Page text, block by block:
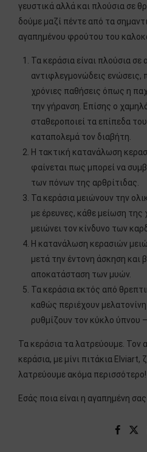
γευστικά αλλά και πλούσια σε
δούμε μαζί πέντε από τα
αγαπημένου φρούτου του
Τα κεράσια είναι πλούσια σε
αντιφλεγμονώδεις ενώσεις,
χρόνιες παθήσεις όπως η
την γήρανση. Επίσης ο
σταθεροποιεί τα επίπεδα
καταπολεμά τον διαβήτη.
Η τακτική κατανάλωση
φαίνεται πως μπορεί να
των πόνων της αρθρίτιδας.
Τα κεράσια μειώνουν την
με έρευνες, κάθε μείωση
μειώνει τον κίνδυνο των
Η κατανάλωση κερασιών
μετά την έντονη άσκηση και
αποκατάσταση των μυών.
Τα κεράσια εκτός από
καθώς περιέχουν
ρυθμίζουν τον κύκλο ύπνου
Τα κεράσια τα λατρεύουμε. Τον
κεράσια, με μίνι πιτάκια Elviart,
λατρεύουμε ακόμα περισσότερο!
Εσάς ποια είναι η αγαπημένη